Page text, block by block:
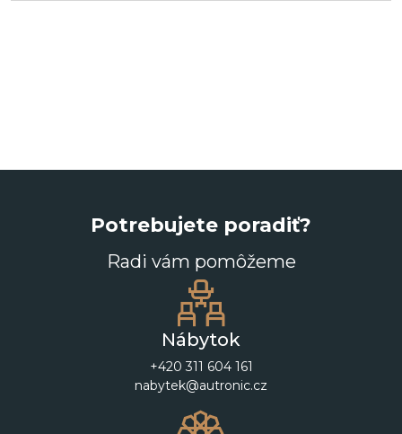
Potrebujete poradiť?
Radi vám pomôžeme
Nábytok
+420 311 604 161
nabytek@autronic.cz